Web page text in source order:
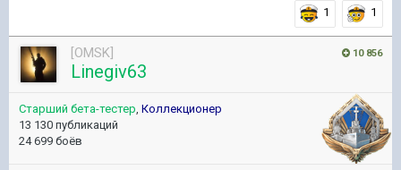
1 1
10 856
[OMSK]
Linegiv63
Старший бета-тестер, Коллекционер
13 130 публикаций
24 699 боёв